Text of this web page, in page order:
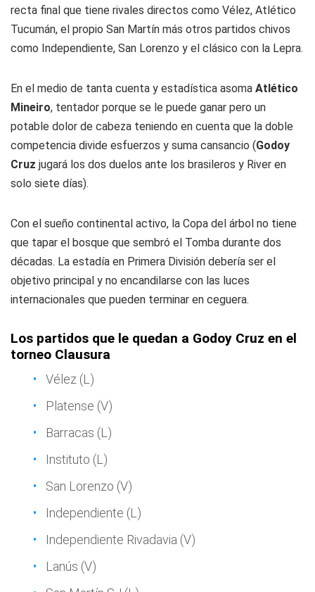
recta final que tiene rivales directos como Vélez, Atlético
Tucumán, el propio San Martín más otros partidos chivos
como Independiente, San Lorenzo y el clásico con la Lepra.
En el medio de tanta cuenta y estadística asoma Atlético
Mineiro, tentador porque se le puede ganar pero un
potable dolor de cabeza teniendo en cuenta que la doble
competencia divide esfuerzos y suma cansancio (Godoy
Cruz jugará los dos duelos ante los brasileros y River en
solo siete días).
Con el sueño continental activo, la Copa del árbol no tiene
que tapar el bosque que sembró el Tomba durante dos
décadas. La estadía en Primera División debería ser el
objetivo principal y no encandilarse con las luces
internacionales que pueden terminar en ceguera.
Los partidos que le quedan a Godoy Cruz en el
torneo Clausura
Vélez (L)
Platense (V)
Barracas (L)
Instituto (L)
San Lorenzo (V)
Independiente (L)
Independiente Rivadavia (V)
Lanús (V)